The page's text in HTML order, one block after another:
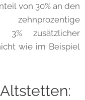
von 30% an den
zehnprozentige
3% zusätzlicher
wie im Beispiel